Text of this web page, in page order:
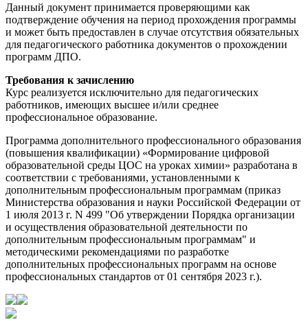
Данный документ принимается проверяющими как
подтверждение обучения на период прохождения программы
и может быть предоставлен в случае отсутствия обязательных
для педагогического работника документов о прохождении
программ ДПО.
Требования к зачислению
Курс реализуется исключительно для педагогических
работников, имеющих высшее и/или среднее
профессиональное образование.
Программа дополнительного профессионального образования
(повышения квалификации) «Формирование цифровой
образовательной среды ЦОС на уроках химии» разработана в
соответствии с требованиями, установленными к
дополнительным профессиональным программам (приказ
Министерства образования и науки Российской Федерации от
1 июля 2013 г. N 499 "Об утверждении Порядка организации
и осуществления образовательной деятельности по
дополнительным профессиональным программам" и
методическими рекомендациями по разработке
дополнительных профессиональных программ на основе
профессиональных стандартов от 01 сентября 2023 г.).